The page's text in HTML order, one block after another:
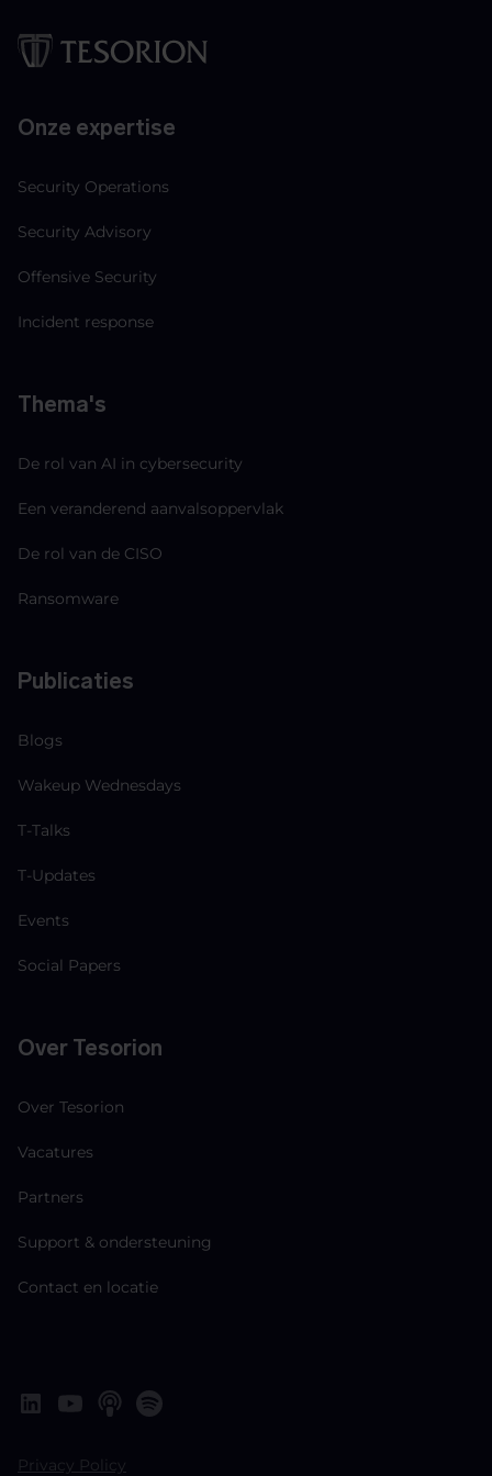
Onze expertise
Security Operations
Security Advisory
Offensive Security
Incident response
Thema's
De rol van AI in cybersecurity
Een veranderend aanvalsoppervlak
De rol van de CISO
Ransomware
Publicaties
Blogs
Wakeup Wednesdays
T-Talks
T-Updates
Events
Social Papers
Over Tesorion
Over Tesorion
Vacatures
Partners
Support & ondersteuning
Contact en locatie
Privacy Policy